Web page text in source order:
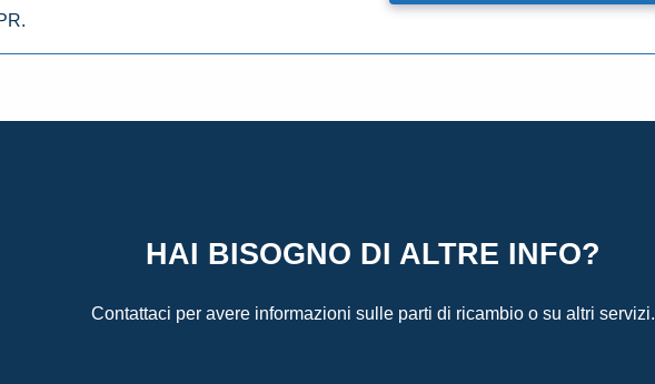
HAI BISOGNO DI ALTRE INFO?
Contattaci per avere informazioni sulle parti di ricambio o su altri servizi.